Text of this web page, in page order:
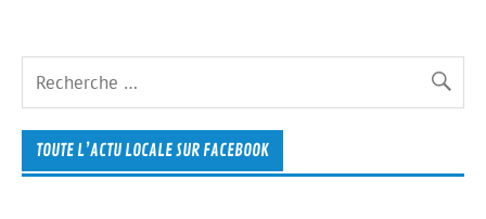
TOUTE L’ACTU LOCALE SUR FACEBOOK